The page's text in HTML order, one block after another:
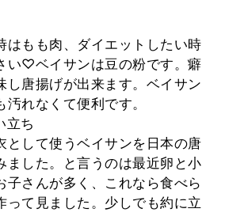
はもも肉、ダイエットしたい時
い♡ベイサンは豆の粉です。癖
し唐揚げが出来ます。ベイサン
れなくて便利です。
立ち
として使うベイサンを日本の唐
ました。と言うのは最近卵と小
子さんが多く、これなら食べら
って見ました。少しでも約に立